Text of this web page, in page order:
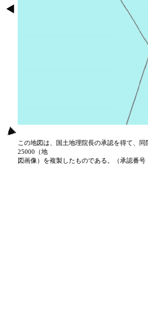
この地図は、国土地理院長の承認を得て、
25000（地
図画像）を複製したものである。（承認番